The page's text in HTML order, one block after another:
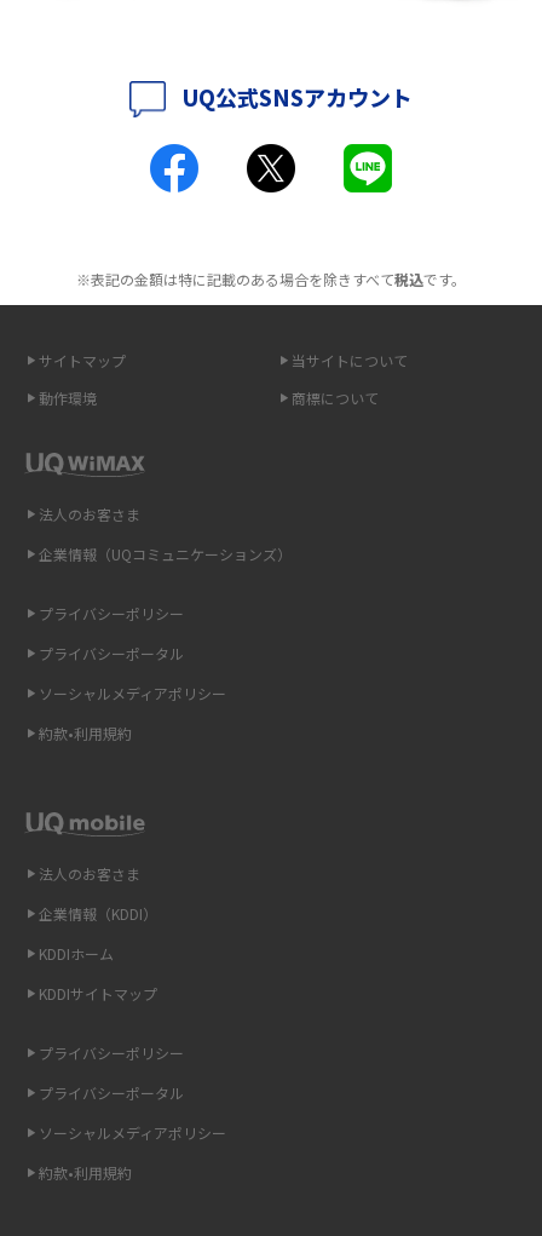
ポケット型Wi-Fiとは？通信の仕組みやメリット・デメリットを解説
工事不要！置くだけWi-Fiの特徴は？メリット・デメリットや選び方を解説
無制限で利用できるポケット型Wi-Fiは？選び方や通信費を抑える方法も紹
ポケット型Wi-Fi（モバイルWi-Fi）とは？おススメする方の特徴や選び方を
即日受け取りできるポケット型Wi-Fiはある？すぐに使うための方法や注意
ONU（光回線終端装置）とは？モデム・ルーター・ホームゲートウェイと
ギガバイト（GB）とは？1GBの目安やギガが足りない時の対処法を紹介
Wi-Fi 6とは？Wi-Fi 5との違いやメリットと注意点、規格の種類も解説
Wi-Fiを自宅に設置する方法は？必要なことやポイントも紹介
光ファイバーとは？仕組みやメリット・デメリットを初心者向けにわかり
やすく解説
を解説
6Gとはどんな通信技術？Beyond 5Gや実用化の課題などを解説
方法を解説
UQ公式SNSアカウント
※表記の金額は特に記載のある場合を除きすべて税込です。
サイトマップ
当サイトについて
動作環境
商標について
法人のお客さま
企業情報（KDDI）
KDDIホーム
KDDIサイトマップ
プライバシーポリシー
プライバシーポータル
ソーシャルメディアポリシー
約款•利用規約
法人のお客さま
企業情報（UQコミュニケーションズ）
プライバシーポリシー
プライバシーポータル
ソーシャルメディアポリシー
約款•利用規約